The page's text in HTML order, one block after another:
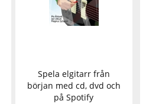
Spela elgitarr från
början med cd, dvd och
på Spotify